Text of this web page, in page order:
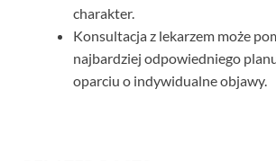
charakter.
Konsultacja z lekarzem może
najbardziej odpowiedniego
oparciu o indywidualne objawy.